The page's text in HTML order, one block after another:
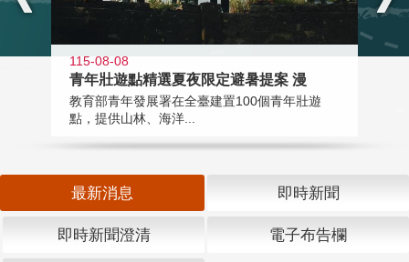
115-08-08
青年壯遊點精選夏夜限定避暑提案 漫
教育部青年發展署在全臺建置100個青年壯遊
點，提供山林、海洋...
最新消息 即時新聞
即時新聞澄清 電子布告欄